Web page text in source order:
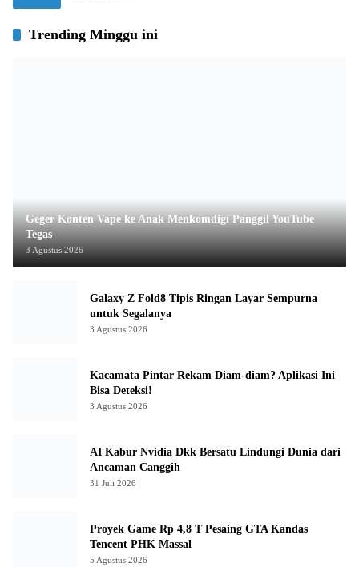
Trending Minggu ini
Geger Konten Vape ke Anak Menkomdigi Panggil YouTube
Tegas
3 Agustus 2026
Galaxy Z Fold8 Tipis Ringan Layar Sempurna
untuk Segalanya
3 Agustus 2026
Kacamata Pintar Rekam Diam-diam? Aplikasi Ini
Bisa Deteksi!
3 Agustus 2026
AI Kabur Nvidia Dkk Bersatu Lindungi Dunia dari
Ancaman Canggih
31 Juli 2026
Proyek Game Rp 4,8 T Pesaing GTA Kandas
Tencent PHK Massal
5 Agustus 2026